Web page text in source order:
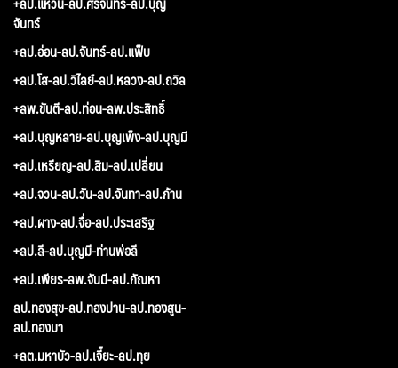
จันทร์
+ลป.อ่อน-ลป.จันทร์-ลป.แฟ็บ
+ลป.โส-ลป.วิไลย์-ลป.หลวง-ลป.ถวิล
+ลพ.ขันตี-ลป.ท่อน-ลพ.ประสิทธิ์
+ลป.บุญหลาย-ลป.บุญเพ็ง-ลป.บุญมี
+ลป.เหรียญ-ลป.สิม-ลป.เปลี่ยน
+ลป.จวน-ลป.วัน-ลป.จันทา-ลป.ก้าน
+ลป.ผาง-ลป.จื่อ-ลป.ประเสริฐ
+ลป.ลี-ลป.บุญมี-ท่านพ่อลี
+ลป.เพียร-ลพ.จันมี-ลป.กัณหา
ลป.ทองสุข-ลป.ทองปาน-ลป.ทองสูน-
ลป.ทองมา
+ลต.มหาบัว-ลป.เจี๊ยะ-ลป.ทุย